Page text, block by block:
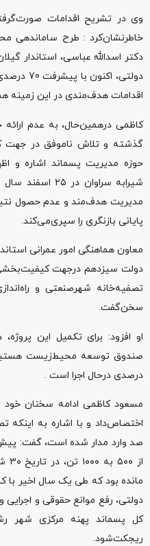
وی در تشریح اقدامات
خاطر‌نشان‌کرد : طرح‌ ساماندهی
دولتی،
اقدامات هدف‌مندی در این زمینه
گذشته و تلاش ناموفق در
حوزه مدیریت پسماند اشاره و
مدیریت هدف‌مند و عدم حصول
پایانی بازنگری را سپری‌می‌کند.
معاون هماهنگی امور عمرانی
دولت سیزدهم درجهت
تصفیه‌خانه شهرصنعتی و
سخن‌گفت.
درصدی درحال اجرا است .
مسعود کاظمی ادامه سخنان خود
صد وارد مدار شده است، گفت:
مانده بود که طی یک سال اخیر
کل پسماند پهنه مرکزی شهر
ریجکت‌شود.